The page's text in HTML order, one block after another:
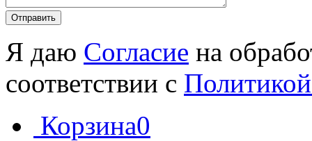
Я даю Согласие на
соответствии с
Корзина0